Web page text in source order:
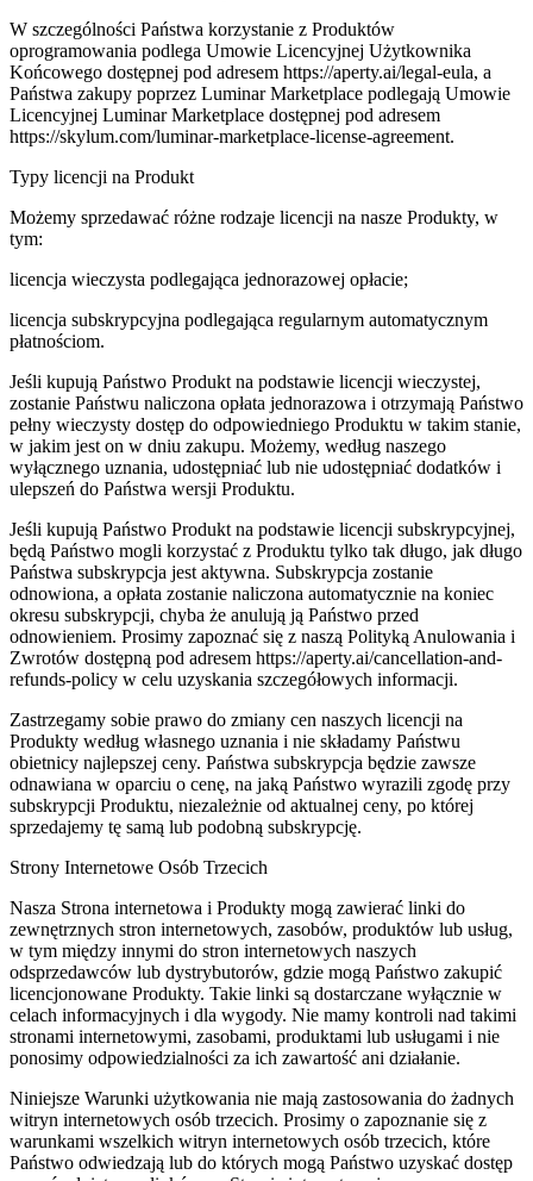
W szczególności Państwa korzystanie z Produktów
oprogramowania podlega Umowie Licencyjnej Użytkownika
Końcowego dostępnej pod adresem https://aperty.ai/legal-eula, a
Państwa zakupy poprzez Luminar Marketplace podlegają Umowie
Licencyjnej Luminar Marketplace dostępnej pod adresem
https://skylum.com/luminar-marketplace-license-agreement.
Typy licencji na Produkt
Możemy sprzedawać różne rodzaje licencji na nasze Produkty, w
tym:
licencja wieczysta podlegająca jednorazowej opłacie;
licencja subskrypcyjna podlegająca regularnym automatycznym
płatnościom.
Jeśli kupują Państwo Produkt na podstawie licencji wieczystej,
zostanie Państwu naliczona opłata jednorazowa i otrzymają Państwo
pełny wieczysty dostęp do odpowiedniego Produktu w takim stanie,
w jakim jest on w dniu zakupu. Możemy, według naszego
wyłącznego uznania, udostępniać lub nie udostępniać dodatków i
ulepszeń do Państwa wersji Produktu.
Jeśli kupują Państwo Produkt na podstawie licencji subskrypcyjnej,
będą Państwo mogli korzystać z Produktu tylko tak długo, jak długo
Państwa subskrypcja jest aktywna. Subskrypcja zostanie
odnowiona, a opłata zostanie naliczona automatycznie na koniec
okresu subskrypcji, chyba że anulują ją Państwo przed
odnowieniem. Prosimy zapoznać się z naszą Polityką Anulowania i
Zwrotów dostępną pod adresem https://aperty.ai/cancellation-and-
refunds-policy w celu uzyskania szczegółowych informacji.
Zastrzegamy sobie prawo do zmiany cen naszych licencji na
Produkty według własnego uznania i nie składamy Państwu
obietnicy najlepszej ceny. Państwa subskrypcja będzie zawsze
odnawiana w oparciu o cenę, na jaką Państwo wyrazili zgodę przy
subskrypcji Produktu, niezależnie od aktualnej ceny, po której
sprzedajemy tę samą lub podobną subskrypcję.
Strony Internetowe Osób Trzecich
Nasza Strona internetowa i Produkty mogą zawierać linki do
zewnętrznych stron internetowych, zasobów, produktów lub usług,
w tym między innymi do stron internetowych naszych
odsprzedawców lub dystrybutorów, gdzie mogą Państwo zakupić
licencjonowane Produkty. Takie linki są dostarczane wyłącznie w
celach informacyjnych i dla wygody. Nie mamy kontroli nad takimi
stronami internetowymi, zasobami, produktami lub usługami i nie
ponosimy odpowiedzialności za ich zawartość ani działanie.
Niniejsze Warunki użytkowania nie mają zastosowania do żadnych
witryn internetowych osób trzecich. Prosimy o zapoznanie się z
warunkami wszelkich witryn internetowych osób trzecich, które
Państwo odwiedzają lub do których mogą Państwo uzyskać dostęp